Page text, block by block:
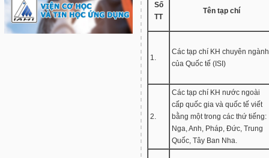
Số
TT
Tên tạp chí
1.
Các tạp chí KH chuyên ngành
của Quốc tế (ISI)
2.
Các tạp chí KH nước ngoài
cấp quốc gia và quốc tế viết
bằng một trong các thứ tiếng:
Nga, Anh, Pháp, Đức, Trung
Quốc, Tây Ban Nha.